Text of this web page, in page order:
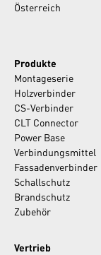
Österreich
Produkte
Montageserie
Holzverbinder
CS-Verbinder
CLT Connector
Power Base
Verbindungsmittel
Fassadenverbinder
Schallschutz
Brandschutz
Zubehör
Vertrieb